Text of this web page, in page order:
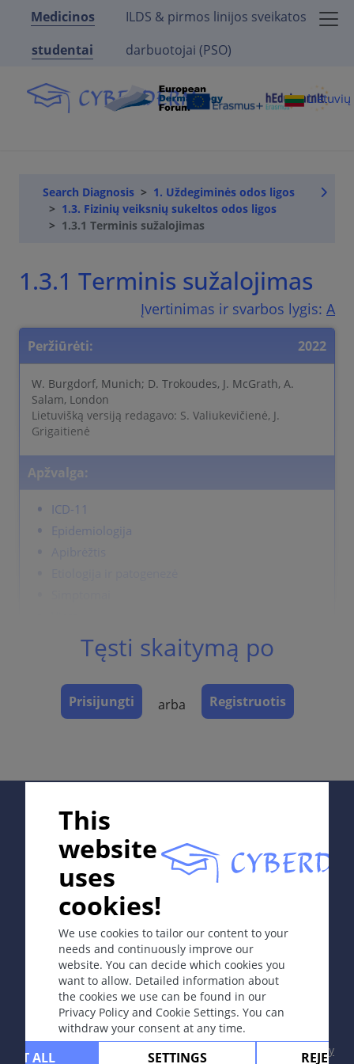
Medicinos
studentai
ILDS & pirmos linijos sveikatos
darbuotojai (PSO)
Lietuvių
Search Diagnosis
1. Uždegiminės odos ligos
1.3. Fizinių veiksnių sukeltos odos ligos
1.3.1 Terminis sužalojimas
1.3.1 Terminis sužalojimas
Įvertinimas ir svarbos lygis: A
Peržiūrėti: 2022
W. Burgdorf, Munich; D. Trokoudes, J. McGrath, A.
Salam, London
Lietuvišką versiją redagavo: S. Valiukevičienė, J.
Grigaitienė
Apžvalga:
ICD-11
Epidemiologija
Klasifikacija
Laboratoriniai tyrimait
Komplikacijos
Diagnostika
Kodai skiriasi priklausomai nuo lokalizacijos.
Epidemiologija
Dažniausios buitinės ir laisvailaikio traumos.
Apibrėžtis
Įvairaus laipsnio šiluminės energijos sukeltas fizinis
odos sužalojimas, sukeliantis audinių pažeidimą.
Etiologija ir patogenezė
Egzogeninės šiluminės energijos sukeltas tiesioginis
Tęsti skaitymą po
Prisijungti arba Registruotis
This
website
uses
cookies!
We use cookies to tailor our content to your
needs and continuously improve our
website. You can decide which cookies you
want to allow. Detailed information about
the cookies we use can be found in our
Privacy Policy and Cookie Settings. You can
withdraw your consent at any time.
ALL SETTINGS REJECT
In collaboration with Erasmus+ hEduLearnIt editorial
Copyright © 2003-2026 CYBERDERM Editorial Group
Founding Editor Guenter Burg, M.D. - Concept and
Coordination by Vahid Djamei, Zurich
All rights reserved.
Impressum|
Privacy